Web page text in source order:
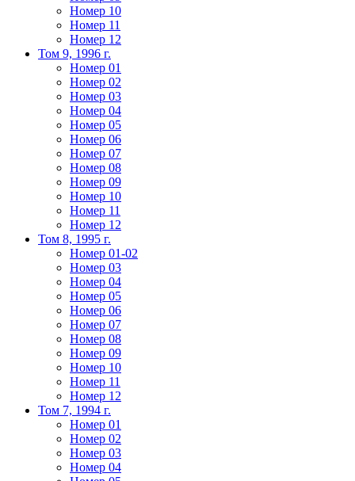
Номер 10
Номер 11
Номер 12
Том 9, 1996 г.
Номер 01
Номер 02
Номер 03
Номер 04
Номер 05
Номер 06
Номер 07
Номер 08
Номер 09
Номер 10
Номер 11
Номер 12
Том 8, 1995 г.
Номер 01-02
Номер 03
Номер 04
Номер 05
Номер 06
Номер 07
Номер 08
Номер 09
Номер 10
Номер 11
Номер 12
Том 7, 1994 г.
Номер 01
Номер 02
Номер 03
Номер 04